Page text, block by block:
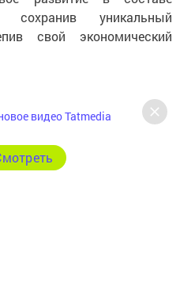
сохранив уникальный
свой экономический
и интересным в
видео Tatmedia